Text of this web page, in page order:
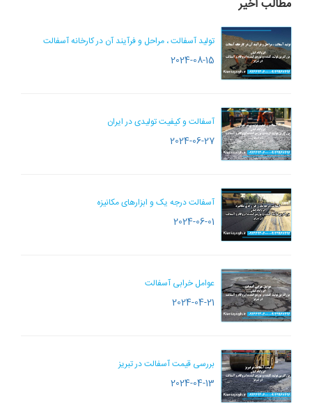
مطالب اخیر
تولید آسفالت ، مراحل و فرآیند آن در کارخانه آسفالت
2024-08-15
آسفالت و کیفیت تولیدی در ایران
2024-06-27
آسفالت درجه یک و ابزارهای مکانیزه
2024-06-01
عوامل خرابی آسفالت
2024-04-21
بررسی قیمت آسفالت در تبریز
2024-04-13